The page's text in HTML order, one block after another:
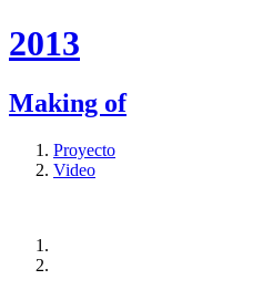
2013
Making of
Proyecto
Video